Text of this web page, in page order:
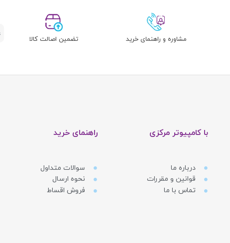
مشاوره و راهنمای خرید تضمین اصالت کالا
با کامپیوتر مرکزی
درباره ما
قوانین و مقررات
تماس با ما
راهنمای خرید
سوالات متداول
نحوه ارسال
فروش اقساط